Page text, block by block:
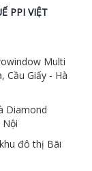
PPI VIỆT
Multi
Cầu Giấy - Hà
Diamond
Nội
đô thị Bãi